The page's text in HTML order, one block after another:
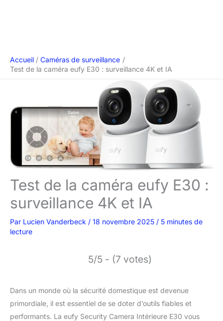
Accueil
Caméras de surveillance
Test de la caméra eufy E30 : surveillance 4K et IA
Test de la caméra eufy E30 :
surveillance 4K et IA
Par Lucien Vanderbeck / 18 novembre 2025 / 5 minutes de
lecture
5/5 - (7 votes)
Dans un monde où la sécurité domestique est devenue
primordiale, il est essentiel de se doter d’outils fiables et
performants. La eufy Security Camera Intérieure E30 vous